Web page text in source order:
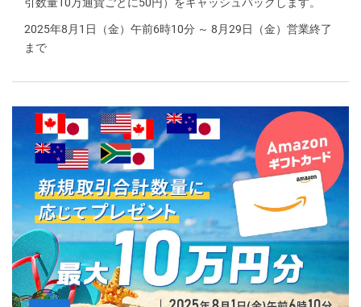
2025年8月1日（金）午前6時10分 ～ 8月29日（金）営業終了
まで